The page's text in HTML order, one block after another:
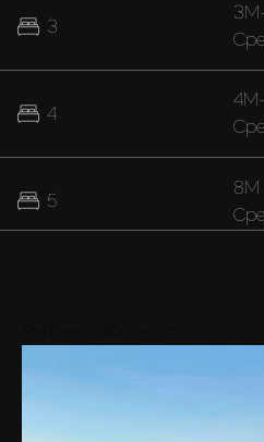
3
4
5
3M
4M-
8M